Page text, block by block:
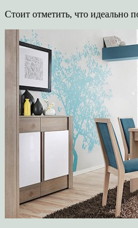
Стоит отметить, что идеально